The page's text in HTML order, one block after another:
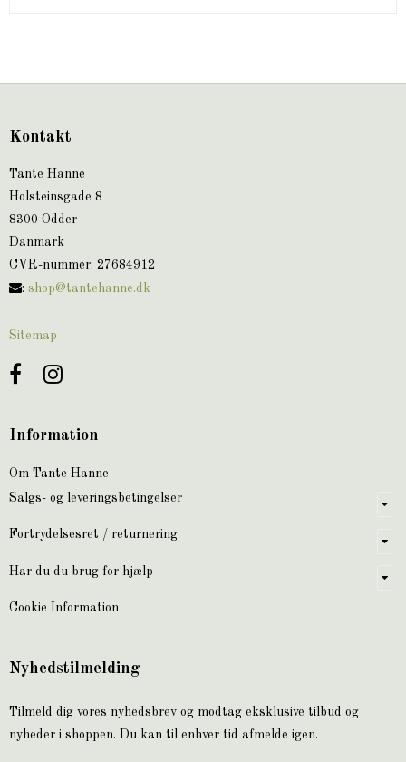
Kontakt
Tante Hanne
Holsteinsgade 8
8300 Odder
Danmark
CVR-nummer: 27684912
: shop@tantehanne.dk
Sitemap
Information
Om Tante Hanne
Salgs- og leveringsbetingelser
Fortrydelsesret / returnering
Har du du brug for hjælp
Cookie Information
Nyhedstilmelding
Tilmeld dig vores nyhedsbrev og modtag eksklusive tilbud og
nyheder i shoppen. Du kan til enhver tid afmelde igen.